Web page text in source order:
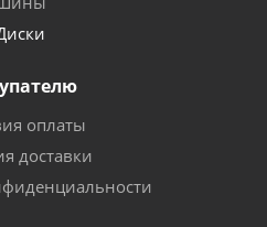
оплаты
доставки